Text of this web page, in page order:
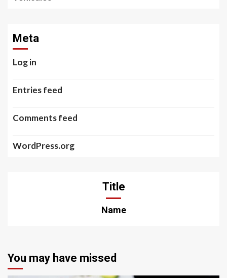
Meta
Log in
Entries feed
Comments feed
WordPress.org
Title
Name
You may have missed